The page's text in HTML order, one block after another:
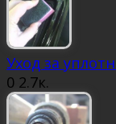
Уход за
0 2.7к.